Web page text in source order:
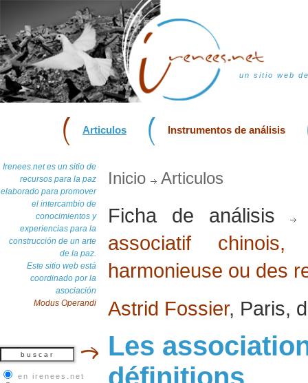
un sitio web
Articulos Instrumentos de análisis
Irenees.net es un sitio de
recursos para la paz
elaborado para promover
el intercambio de
conocimientos y
experiencias para la
construcción de un arte
de la paz.
Este sitio web está
coordinado por la
asociación
Modus Operandi
en irenees.net
Inicio Articulos
Ficha de análisis
associatif
harmonieuse ou des
Astrid Fossier, Paris,
Les
définitions